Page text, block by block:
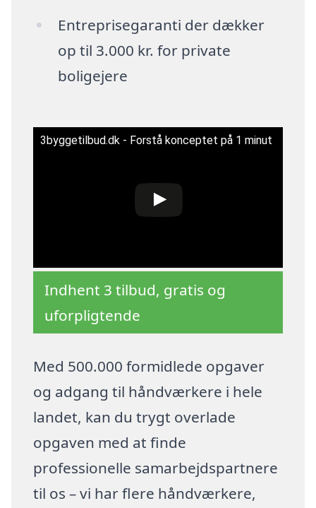
Entreprisegaranti der dækker
op til 3.000 kr. for private
boligejere
3byggetilbud.dk - Forstå konceptet på 1 minut
Indhent 3 tilbud, gratis og
uforpligtende
Med 500.000 formidlede opgaver
og adgang til håndværkere i hele
landet, kan du trygt overlade
opgaven med at finde
professionelle samarbejdspartnere
til os – vi har flere håndværkere,